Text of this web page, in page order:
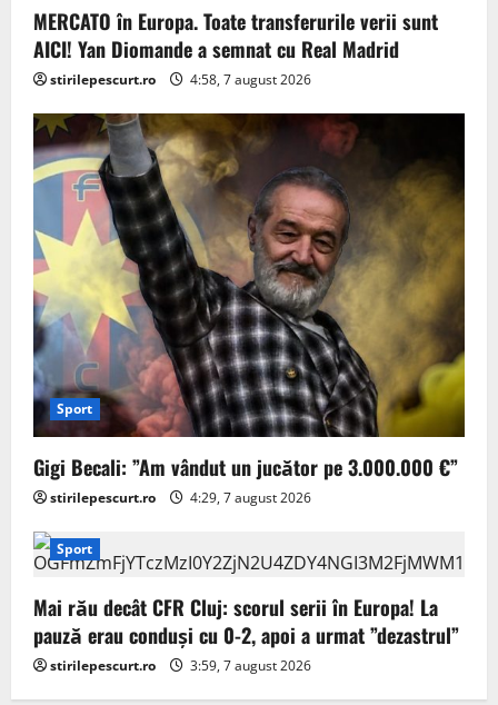
MERCATO în Europa. Toate transferurile verii sunt
AICI! Yan Diomande a semnat cu Real Madrid
stirilepescurt.ro 4:58, 7 august 2026
Sport
Gigi Becali: ”Am vândut un jucător pe 3.000.000 €”
stirilepescurt.ro 4:29, 7 august 2026
Sport
Mai rău decât CFR Cluj: scorul serii în Europa! La
pauză erau conduși cu 0-2, apoi a urmat ”dezastrul”
stirilepescurt.ro 3:59, 7 august 2026